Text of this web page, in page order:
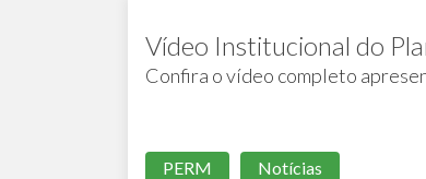
Vídeo Institucional do
Confira o vídeo completo
PERM Notícias